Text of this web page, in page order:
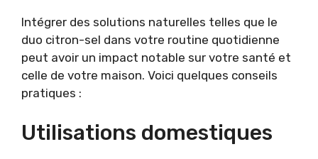
Intégrer des solutions naturelles telles que le
duo citron-sel dans votre routine quotidienne
peut avoir un impact notable sur votre santé et
celle de votre maison. Voici quelques conseils
pratiques :
Utilisations domestiques